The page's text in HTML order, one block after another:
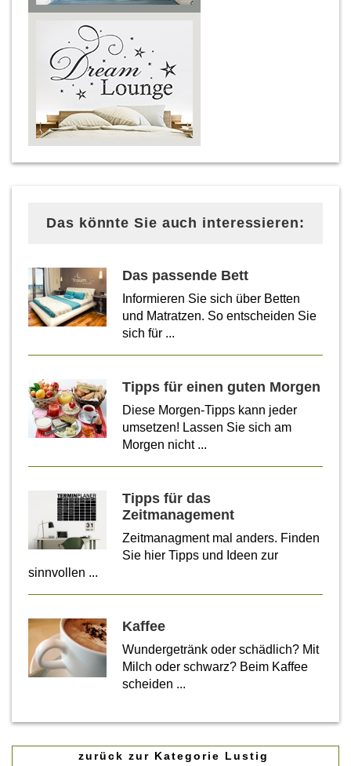
Das könnte Sie auch interessieren:
Das passende Bett
Informieren Sie sich über Betten
und Matratzen. So entscheiden Sie
sich für ...
Tipps für einen guten Morgen
Diese Morgen-Tipps kann jeder
umsetzen! Lassen Sie sich am
Morgen nicht ...
Tipps für das
Zeitmanagement
Zeitmanagment mal anders. Finden
Sie hier Tipps und Ideen zur
sinnvollen ...
Kaffee
Wundergetränk oder schädlich? Mit
Milch oder schwarz? Beim Kaffee
scheiden ...
zurück zur Kategorie Lustig